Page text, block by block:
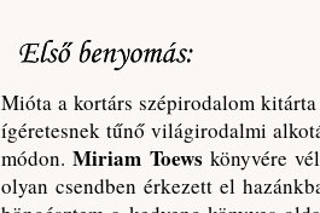
Mióta a kortárs szépirodalom
ígéretesnek tűnő világirodalmi
módon.Miriam Toews könyvére
olyan csendben érkezett el